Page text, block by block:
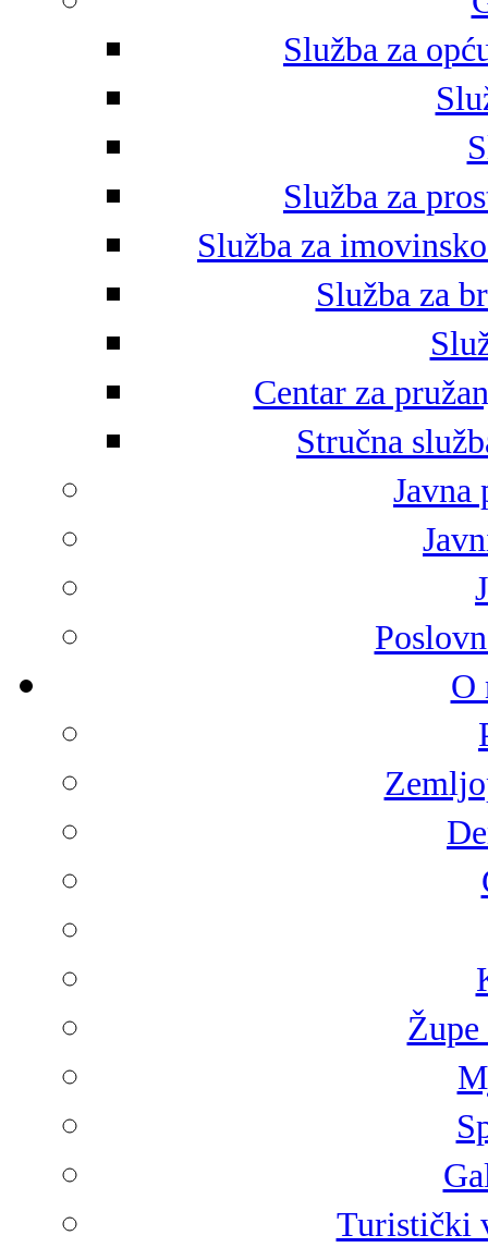
Služba za
Služba za
Služba za
Služba za
Centar za
Stručna
Javna
O
Turistički